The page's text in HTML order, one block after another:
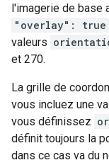
l'imagerie de base
"overlay": true
valeurs
et 270.
La grille de
vous incluez une
vous définissez
définit toujours la
dans ce cas va du